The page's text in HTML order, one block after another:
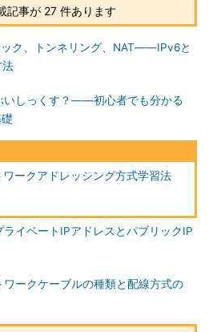
記事が 27 件あります
ク、トンネリング、NAT――IPv6と
法
いしっくす？――初心者でも分かる
ークアドレッシング方式学習法
ライベートIPアドレスとパブリックIP
ワークケーブルの種類と配線方式の